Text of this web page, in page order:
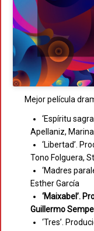
Mejor película
‘Espíritu
Apellaniz,
‘Libertad’.
Tono Folguera,
‘Madres
Esther García
‘Maixabel’.
Guillermo
‘Tres’.